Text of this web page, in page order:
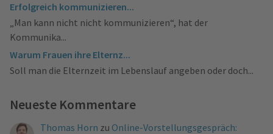
Erfolgreich kommunizieren...
„Man kann nicht nicht kommunizieren“, hat der
Kommunika...
Warum Frauen ihre Elternz...
Soll man die Elternzeit im Lebenslauf angeben oder doch...
Neueste Kommentare
Thomas Horn zu Online-Vorstellungsgespräch: